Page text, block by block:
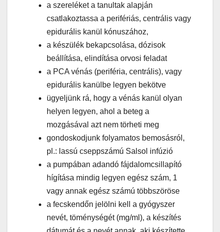
a szereléket a tanultak alapján
csatlakoztassa a perifériás, centrális vagy
epidurális kanül kónuszához,
a készülék bekapcsolása, dózisok
beállítása, elindítása orvosi feladat
a PCA vénás (periféria, centrális), vagy
epidurális kanülbe legyen bekötve
ügyeljünk rá, hogy a vénás kanül olyan
helyen legyen, ahol a beteg a
mozgásával azt nem törheti meg
gondoskodjunk folyamatos bemosásról,
pl.: lassú cseppszámú Salsol infúzió
a pumpában adandó fájdalomcsillapító
hígítása mindig legyen egész szám, 1
vagy annak egész számú többszöröse
a fecskendőn jelölni kell a gyógyszer
nevét, töménységét (mg/ml), a készítés